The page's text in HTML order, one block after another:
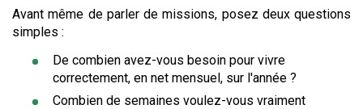
Avant même de parler de missions, posez deux questions
simples :
De combien avez-vous besoin pour vivre
correctement, en net mensuel, sur l'année ?
Combien de semaines voulez-vous vraiment